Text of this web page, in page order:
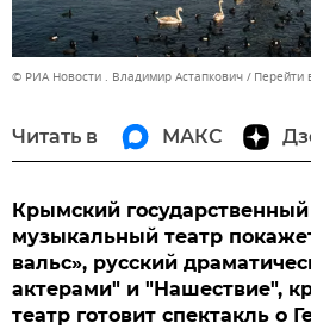
© РИА Новости . Владимир Астапкович Перейти
Читать в МАКС
Крымский
музыкальный театр
вальс», русский
актерами" и "Нашествие",
театр готовит спектакль о